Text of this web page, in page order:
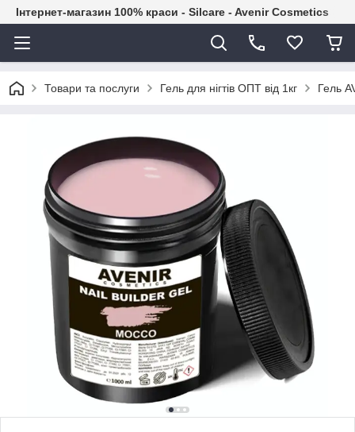
Інтернет-магазин 100% краси - Silcare - Avenir Cosmetics
Товари та послуги Гель для нігтів ОПТ від 1кг Гель